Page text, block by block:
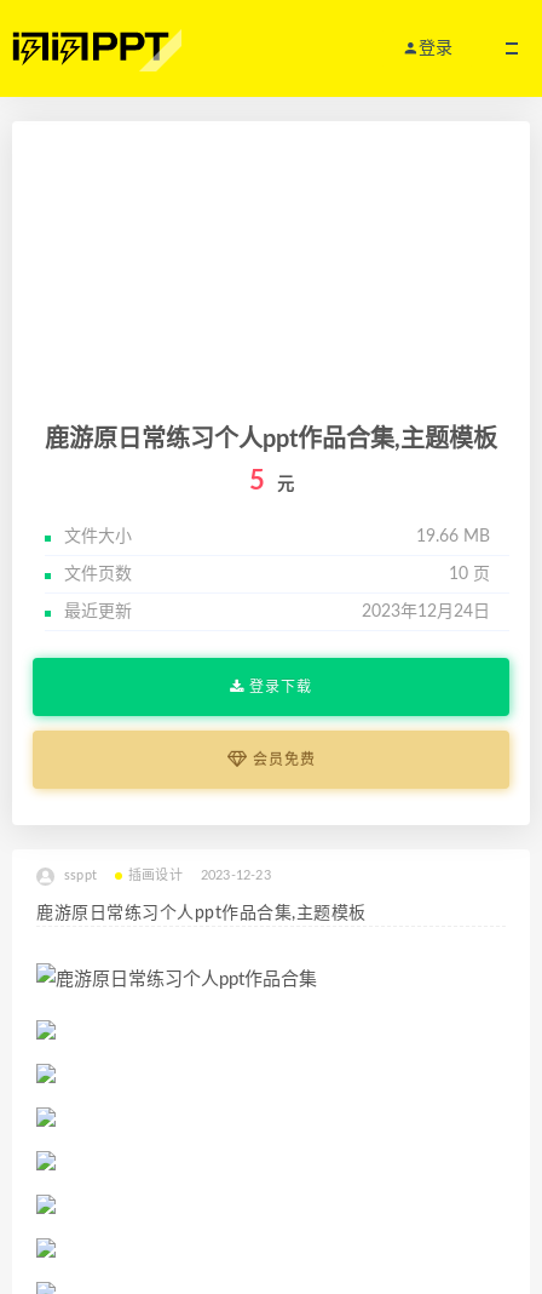
登录
鹿游原日常练习个人ppt作品合集,主题模板
5 元
文件大小 19.66 MB
文件页数 10 页
最近更新 2023年12月24日
登录下载
会员免费
ssppt 插画设计 2023-12-23
鹿游原日常练习个人ppt作品合集,主题模板